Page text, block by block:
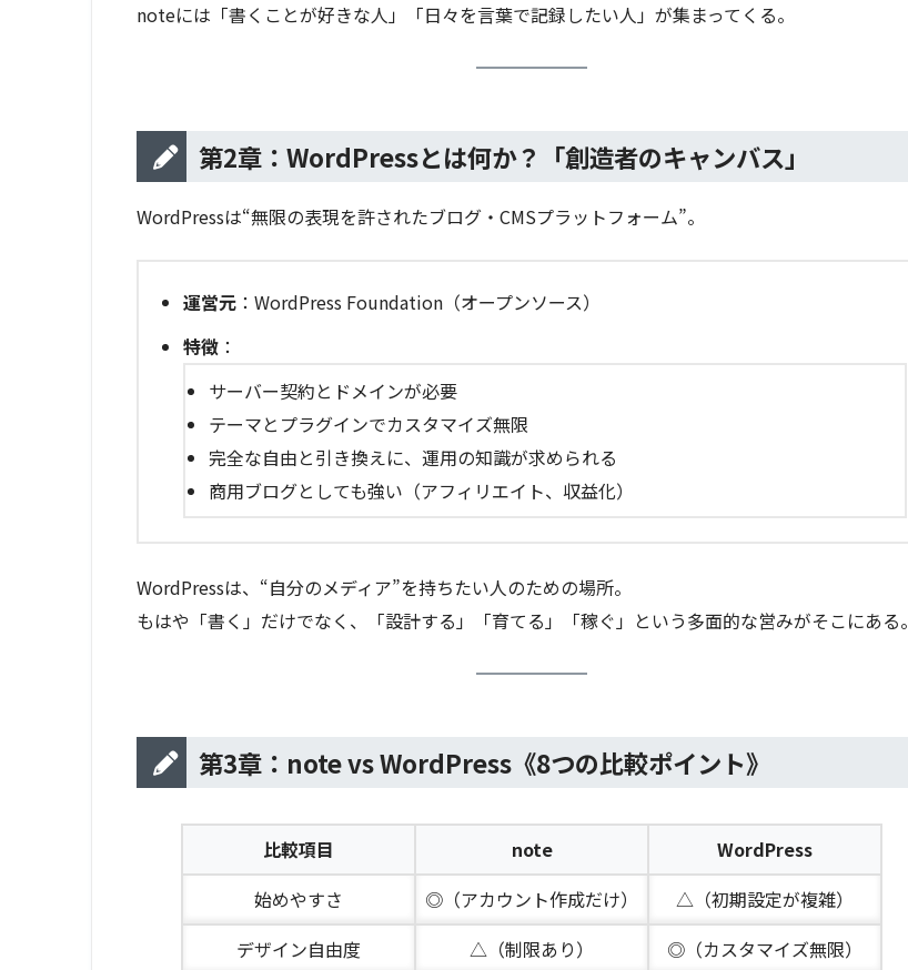
noteには「書くことが好きな人」「日々を言葉で記録したい人」が集まってくる。
第2章：WordPressとは何か？「創造者のキャンバス」
WordPressは“無限の表現を許されたブログ・CMSプラットフォーム”。
運営元 ：WordPress Foundation（オープンソース）
特徴 ：
サーバー契約とドメインが必要
テーマとプラグインでカスタマイズ無限
完全な自由と引き換えに、運用の知識が求められる
商用ブログとしても強い（アフィリエイト、収益化）
WordPressは、“自分のメディア”を持ちたい人のための場所。
もはや「書く」だけでなく、「設計する」「育てる」「稼ぐ」という多面的な営みがそこにある。
第3章：note vs WordPress《8つの比較ポイント》
比較項目 note
WordPress
始めやすさ
◎（アカウント作成だけ）
△（初期設定が複雑）
デザイン自由度
△（制限あり） ◎（カスタマイズ無限）